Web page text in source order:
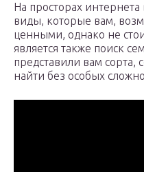
На просторах
виды, которые вам,
ценными, однако не
является также поиск
представили вам сорта,
найти без особых